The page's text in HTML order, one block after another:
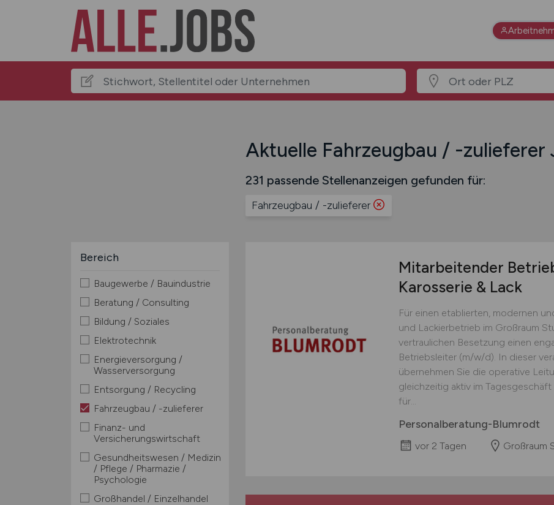
Aktuelle Fahrzeugbau / -zulieferer
231 passende Stellenanzeigen gefunden für:
Fahrzeugbau / -zulieferer
Bereich
Baugewerbe / Bauindustrie
Beratung / Consulting
Bildung / Soziales
Elektrotechnik
Energieversorgung /
Wasserversorgung
Entsorgung / Recycling
Fahrzeugbau / -zulieferer
Finanz- und
Versicherungswirtschaft
Gesundheitswesen / Medizin
/ Pflege / Pharmazie /
Psychologie
Großhandel / Einzelhandel
Mitarbeitender
Karosserie & Lack
Für einen etablierten, modernen
und Lackierbetrieb im Großraum
vertraulichen Besetzung einen
Betriebsleiter (m/w/d). In dieser
übernehmen Sie die operative
gleichzeitig aktiv im
für...
Personalberatung-Blumrodt
vor 2 Tagen Großraum